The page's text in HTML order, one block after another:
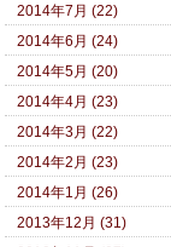
2014年7月 (22)
2014年6月 (24)
2014年5月 (20)
2014年4月 (23)
2014年3月 (22)
2014年2月 (23)
2014年1月 (26)
2013年12月 (31)